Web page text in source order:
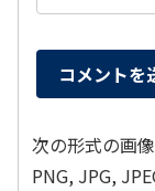
次の形式の画
PNG, JPG,